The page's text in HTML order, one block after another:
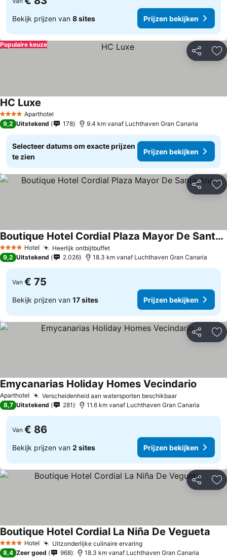
Bekijk prijzen van 8 sites Prijzen bekijken
Delen
Populaire keuze
4 SterrenAparthotel
HC Luxe
9,2 Uitstekend 178 9.4 km vanaf Luchthaven Gran Canaria
Selecteer datums om exacte prijzen
te zien
Prijzen bekijken
Delen
4 SterrenHotel Heerlijk ontbijtbuffetPrijzen bekijken
Boutique Hotel Cordial Plaza Mayor De Santa Ana
Prijzen bekijken
9,2 Uitstekend 2.026 18.3 km vanaf Luchthaven Gran Canaria
Van € 75
Bekijk prijzen van 17 sites Prijzen bekijken
Delen
Aparthotel Verscheidenheid aan watersporten beschikbaarPrijzen
Emycanarias Holiday Homes Vecindario
8,7 Uitstekend 281 11.6 km vanaf Luchthaven Gran Canaria
Van € 86
Bekijk prijzen van 2 sites Prijzen bekijken
Delen
4 SterrenHotel Uitzonderlijke culinaire ervaringPrijzen bekijken
Boutique Hotel Cordial La Niña De Vegueta
8,4 Zeer goed 968 18.3 km vanaf Luchthaven Gran Canaria